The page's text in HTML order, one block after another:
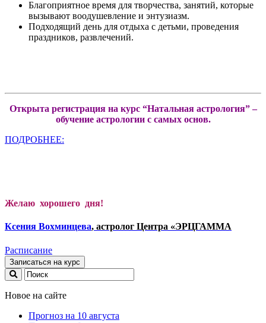
Благоприятное время для творчества, занятий, которые
вызывают воодушевление и энтузиазм.
Подходящий день для отдыха с детьми, проведения
праздников, развлечений.
Открыта регистрация на курс “Натальная астрология” –
обучение астрологии с самых основ.
ПОДРОБНЕЕ:
Желаю хорошего дня!
Ксения Вохминцева, астролог Центра «ЭРЦГАММА
Расписание
Записаться на курс
Новое на сайте
Прогноз на 10 августа